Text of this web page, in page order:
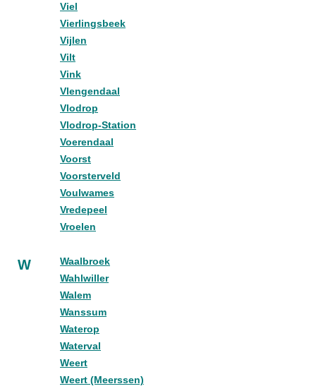
Viel
Vierlingsbeek
Vijlen
Vilt
Vink
Vlengendaal
Vlodrop
Vlodrop-Station
Voerendaal
Voorst
Voorsterveld
Voulwames
Vredepeel
Vroelen
W
Waalbroek
Wahlwiller
Walem
Wanssum
Waterop
Waterval
Weert
Weert (Meerssen)